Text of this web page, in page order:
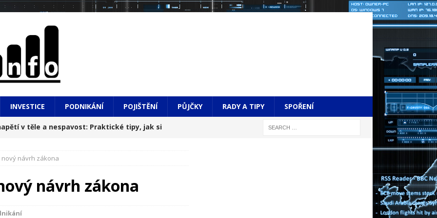
INVESTICE PODNIKÁNÍ POJIŠTĚNÍ PŮJČKY RADY A TIPY SPOŘENÍ
v těle a nespavost: Praktické tipy, jak si
výsledky a do toho diplomová práce: Realita, o
NOVINKY
nový návrh zákona
návrh zákona